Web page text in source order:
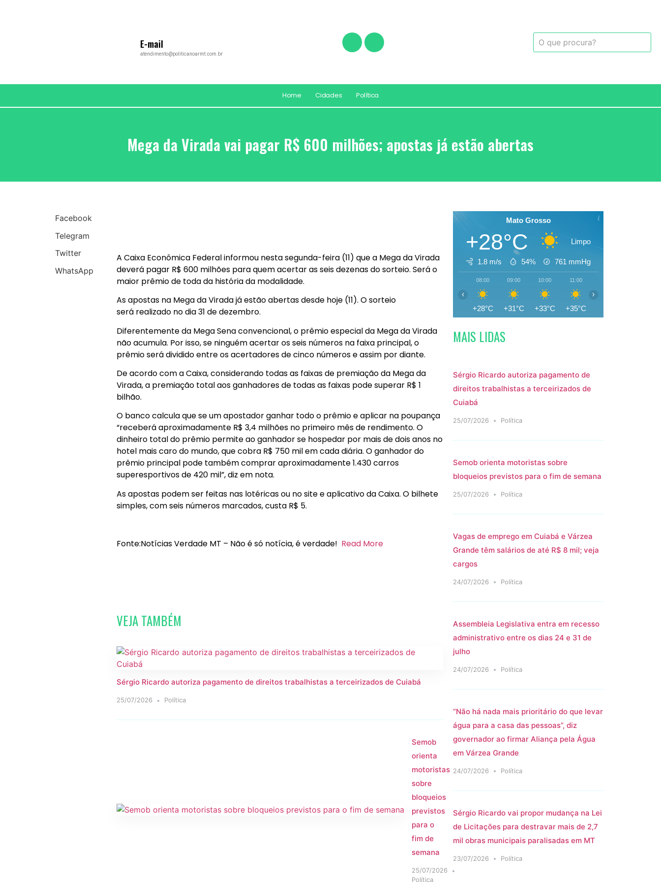
E-mail
atendimento@politicanoarmt.com.br
Home Cidades Política
Mega da Virada vai pagar R$ 600 milhões; apostas já estão abertas
Facebook
Telegram
Twitter
WhatsApp
A Caixa Econômica Federal informou nesta segunda-feira (11) que a Mega da Virada
deverá pagar R$ 600 milhões para quem acertar as seis dezenas do sorteio. Será o
maior prêmio de toda da história da modalidade.
As apostas na Mega da Virada já estão abertas desde hoje (11). O sorteio
será realizado no dia 31 de dezembro.
Diferentemente da Mega Sena convencional, o prêmio especial da Mega da Virada
não acumula. Por isso, se ninguém acertar os seis números na faixa principal, o
prêmio será dividido entre os acertadores de cinco números e assim por diante.
De acordo com a Caixa, considerando todas as faixas de premiação da Mega da
Virada, a premiação total aos ganhadores de todas as faixas pode superar R$ 1
bilhão.
O banco calcula que se um apostador ganhar todo o prêmio e aplicar na poupança
“receberá aproximadamente R$ 3,4 milhões no primeiro mês de rendimento. O
dinheiro total do prêmio permite ao ganhador se hospedar por mais de dois anos no
hotel mais caro do mundo, que cobra R$ 750 mil em cada diária. O ganhador do
prêmio principal pode também comprar aproximadamente 1.430 carros
superesportivos de 420 mil”, diz em nota.
As apostas podem ser feitas nas lotéricas ou no site e aplicativo da Caixa. O bilhete
simples, com seis números marcados, custa R$ 5.
Fonte:Notícias Verdade MT – Não é só notícia, é verdade! Read More
VEJA TAMBÉM
Sérgio Ricardo autoriza pagamento de direitos trabalhistas a terceirizados de Cuiabá
25/07/2026 Política
Semob
orienta
motoristas
sobre
bloqueios
previstos
para o
fim de
semana
25/07/2026
Política
Mato Grosso
+28°C Limpo
1.8 m/s 54% 761 mmHg
08:00
+28°C
09:00
+31°C
10:00
+33°C
11:00
+35°C
‹ ›
MAIS LIDAS
Sérgio Ricardo autoriza pagamento de
direitos trabalhistas a terceirizados de
Cuiabá
25/07/2026 Política
Semob orienta motoristas sobre
bloqueios previstos para o fim de semana
25/07/2026 Política
Vagas de emprego em Cuiabá e Várzea
Grande têm salários de até R$ 8 mil; veja
cargos
24/07/2026 Política
Assembleia Legislativa entra em recesso
administrativo entre os dias 24 e 31 de
julho
24/07/2026 Política
“Não há nada mais prioritário do que levar
água para a casa das pessoas”, diz
governador ao firmar Aliança pela Água
em Várzea Grande
24/07/2026 Política
Sérgio Ricardo vai propor mudança na Lei
de Licitações para destravar mais de 2,7
mil obras municipais paralisadas em MT
23/07/2026 Política